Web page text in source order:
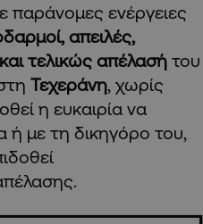
παράνομες ενέργειες
απειλές,
τελικώς απέλασή του
Τεχεράνη, χωρίς
η ευκαιρία να
ή με τη δικηγόρο του,